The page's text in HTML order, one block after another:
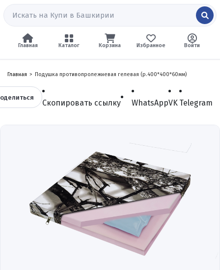
Главная Каталог Войти
Избранное
Корзина
Главная Подушка противопролежневая гелевая (р.400*400*60мм)
Скопировать ссылку WhatsAppVK Telegram